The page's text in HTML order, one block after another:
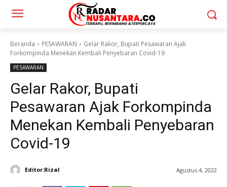
Beranda PESAWARAN
Gelar Rakor, Bupati Pesawaran Ajak
Forkompinda Menekan Kembali Penyebaran Covid-19
PESAWARAN
Gelar Rakor, Bupati
Pesawaran Ajak Forkompinda
Menekan Kembali Penyebaran
Covid-19
Editor:Rizal Agustus 4, 2022